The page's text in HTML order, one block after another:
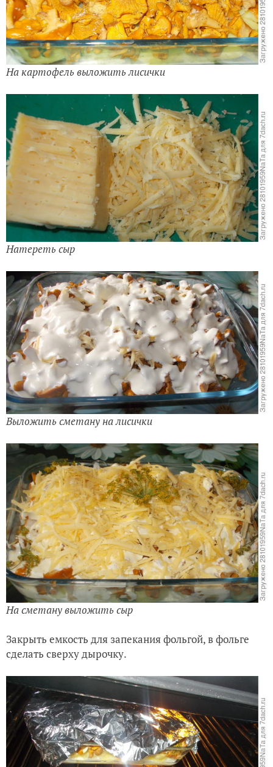
На картофель выложить лисички
Натереть сыр
Выложить сметану на лисички
На сметану выложить сыр
Закрыть емкость для запекания фольгой, в фольге
сделать сверху дырочку.